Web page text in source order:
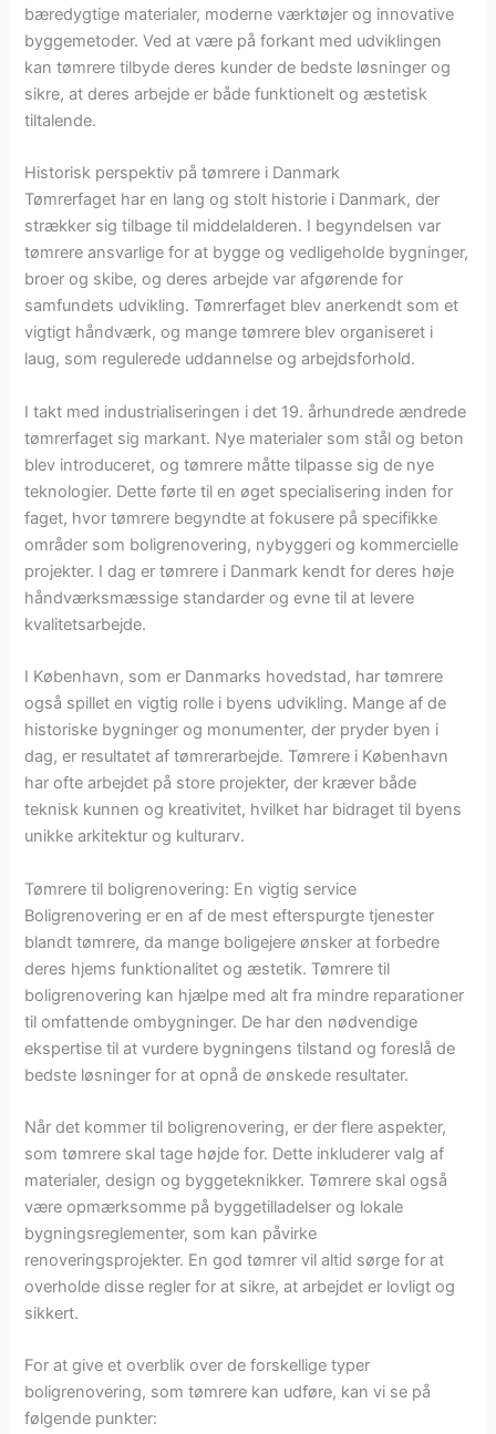
bæredygtige materialer, moderne værktøjer og innovative
byggemetoder. Ved at være på forkant med udviklingen
kan tømrere tilbyde deres kunder de bedste løsninger og
sikre, at deres arbejde er både funktionelt og æstetisk
tiltalende.
Historisk perspektiv på tømrere i Danmark
Tømrerfaget har en lang og stolt historie i Danmark, der
strækker sig tilbage til middelalderen. I begyndelsen var
tømrere ansvarlige for at bygge og vedligeholde bygninger,
broer og skibe, og deres arbejde var afgørende for
samfundets udvikling. Tømrerfaget blev anerkendt som et
vigtigt håndværk, og mange tømrere blev organiseret i
laug, som regulerede uddannelse og arbejdsforhold.
I takt med industrialiseringen i det 19. århundrede ændrede
tømrerfaget sig markant. Nye materialer som stål og beton
blev introduceret, og tømrere måtte tilpasse sig de nye
teknologier. Dette førte til en øget specialisering inden for
faget, hvor tømrere begyndte at fokusere på specifikke
områder som boligrenovering, nybyggeri og kommercielle
projekter. I dag er tømrere i Danmark kendt for deres høje
håndværksmæssige standarder og evne til at levere
kvalitetsarbejde.
I København, som er Danmarks hovedstad, har tømrere
også spillet en vigtig rolle i byens udvikling. Mange af de
historiske bygninger og monumenter, der pryder byen i
dag, er resultatet af tømrerarbejde. Tømrere i København
har ofte arbejdet på store projekter, der kræver både
teknisk kunnen og kreativitet, hvilket har bidraget til byens
unikke arkitektur og kulturarv.
Tømrere til boligrenovering: En vigtig service
Boligrenovering er en af de mest efterspurgte tjenester
blandt tømrere, da mange boligejere ønsker at forbedre
deres hjems funktionalitet og æstetik. Tømrere til
boligrenovering kan hjælpe med alt fra mindre reparationer
til omfattende ombygninger. De har den nødvendige
ekspertise til at vurdere bygningens tilstand og foreslå de
bedste løsninger for at opnå de ønskede resultater.
Når det kommer til boligrenovering, er der flere aspekter,
som tømrere skal tage højde for. Dette inkluderer valg af
materialer, design og byggeteknikker. Tømrere skal også
være opmærksomme på byggetilladelser og lokale
bygningsreglementer, som kan påvirke
renoveringsprojekter. En god tømrer vil altid sørge for at
overholde disse regler for at sikre, at arbejdet er lovligt og
sikkert.
For at give et overblik over de forskellige typer
boligrenovering, som tømrere kan udføre, kan vi se på
følgende punkter: